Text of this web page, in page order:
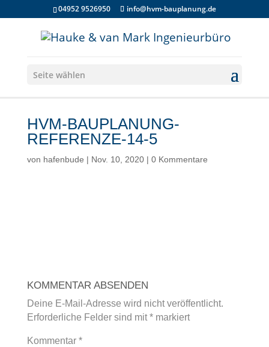
04952 9526950 info@hvm-bauplanung.de
Seite wählen
HVM-BAUPLANUNG-
REFERENZE-14-5
von hafenbude | Nov. 10, 2020| 0 Kommentare
KOMMENTAR ABSENDEN
Deine E-Mail-Adresse wird nicht veröffentlicht.
Erforderliche Felder sind mit *markiert
Kommentar *